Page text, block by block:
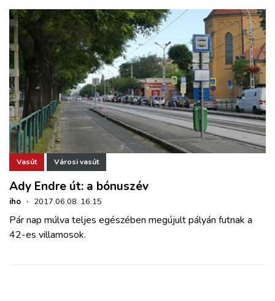
Vasút Városi vasút
Ady Endre út: a bónuszév
iho · 2017.06.08. 16:15
Pár nap múlva teljes egészében megújult pályán futnak a
42-es villamosok.